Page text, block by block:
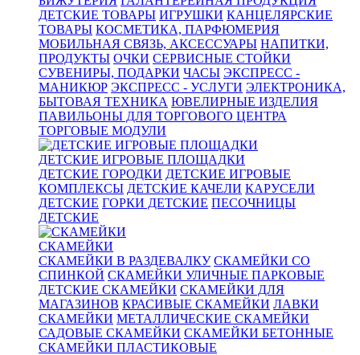
ДЕТСКИЕ ТОВАРЫ ИГРУШКИ КАНЦЕЛЯРСКИЕ
ТОВАРЫ КОСМЕТИКА, ПАРФЮМЕРИЯ
МОБИЛЬНАЯ СВЯЗЬ, АКСЕССУАРЫ НАПИТКИ,
ПРОДУКТЫ ОЧКИ СЕРВИСНЫЕ СТОЙКИ
СУВЕНИРЫ, ПОДАРКИ ЧАСЫ ЭКСПРЕСС -
МАНИКЮР ЭКСПРЕСС - УСЛУГИ ЭЛЕКТРОНИКА,
БЫТОВАЯ ТЕХНИКА ЮВЕЛИРНЫЕ ИЗДЕЛИЯ
ПАВИЛЬОНЫ ДЛЯ ТОРГОВОГО ЦЕНТРА
ТОРГОВЫЕ МОДУЛИ
ДЕТСКИЕ ИГРОВЫЕ ПЛОЩАДКИ
ДЕТСКИЕ ГОРОДКИ ДЕТСКИЕ ИГРОВЫЕ
КОМПЛЕКСЫ ДЕТСКИЕ КАЧЕЛИ КАРУСЕЛИ
ДЕТСКИЕ ГОРКИ ДЕТСКИЕ ПЕСОЧНИЦЫ
ДЕТСКИЕ
СКАМЕЙКИ
СКАМЕЙКИ В РАЗДЕВАЛКУ СКАМЕЙКИ СО
СПИНКОЙ СКАМЕЙКИ УЛИЧНЫЕ ПАРКОВЫЕ
ДЕТСКИЕ СКАМЕЙКИ СКАМЕЙКИ ДЛЯ
МАГАЗИНОВ КРАСИВЫЕ СКАМЕЙКИ ЛАВКИ
СКАМЕЙКИ МЕТАЛЛИЧЕСКИЕ СКАМЕЙКИ
САДОВЫЕ СКАМЕЙКИ СКАМЕЙКИ БЕТОННЫЕ
СКАМЕЙКИ ПЛАСТИКОВЫЕ